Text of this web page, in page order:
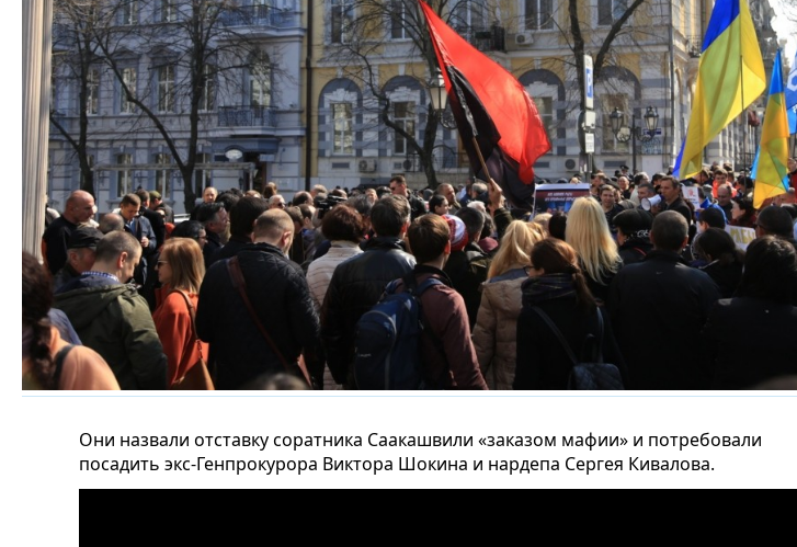
Они назвали отставку соратника Саакашвили «заказом мафии» и потребовали
посадить экс-Генпрокурора Виктора Шокина и нардепа Сергея Кивалова.